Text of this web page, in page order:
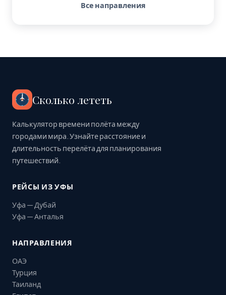
Все направления
Сколько лететь
Калькулятор времени полёта между
городами мира. Узнайте расстояние и
длительность перелёта для планирования
путешествий.
РЕЙСЫ ИЗ УФЫ
Уфа — Дубай
Уфа — Анталья
НАПРАВЛЕНИЯ
ОАЭ
Турция
Таиланд